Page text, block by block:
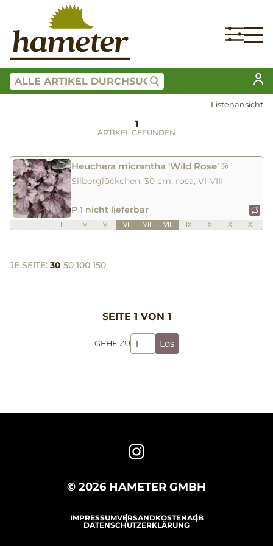
Listenansicht
1
ARTIKEL GEFUNDEN
Heuchera micrantha 'Wild Rose' ®
Silberglöckchen, 30 cm, rosa, VI-VIII
P 1 nicht lieferbar
I II III IV V VI VII VIII IX X XI XII
JE SEITE: 30 50 100 150
SEITE 1 VON 1
GEHE ZU Los
© 2026 HAMETER GMBH
IMPRESSUMVERSANDKOSTENAGB
DATENSCHUTZERKLÄRUNG